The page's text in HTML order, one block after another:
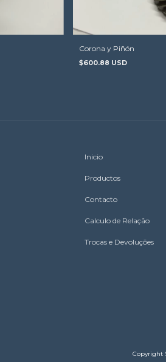
Corona y Piñón
$600.88 USD
Inicio
Productos
Contacto
Calculo de Relação
Trocas e Devoluções
Copyright